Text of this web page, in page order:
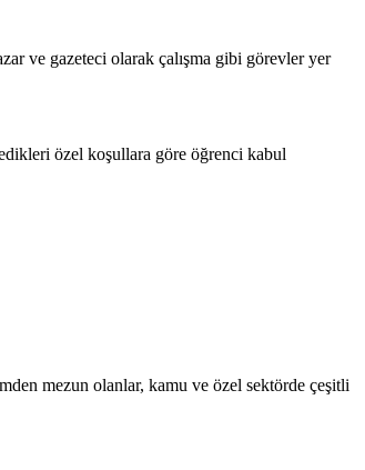
ve gazeteci olarak çalışma gibi görevler yer
özel koşullara göre öğrenci kabul
mezun olanlar, kamu ve özel sektörde çeşitli